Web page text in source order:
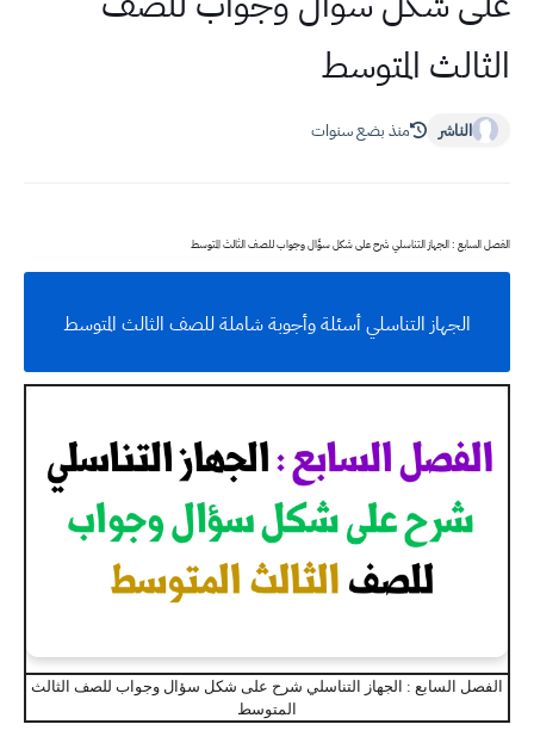
الثالث المتوسط
الناشر منذ بضع سنوات
الفصل السابع : الجهاز التناسلي شرح على شكل سؤال وجواب للصف الثالث المتوسط
الجهاز التناسلي أسئلة وأجوبة شاملة للصف الثالث المتوسط
الفصل السابع : الجهاز التناسلي شرح على شكل سؤال وجواب للصف الثالث
المتوسط